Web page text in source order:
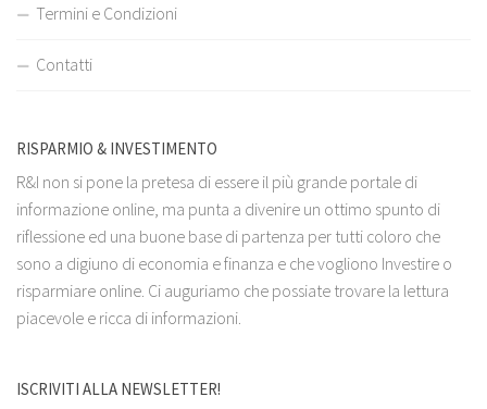
Termini e Condizioni
Contatti
RISPARMIO & INVESTIMENTO
R&I non si pone la pretesa di essere il più grande portale di
informazione online, ma punta a divenire un ottimo spunto di
riflessione ed una buone base di partenza per tutti coloro che
sono a digiuno di economia e finanza e che vogliono Investire o
risparmiare online. Ci auguriamo che possiate trovare la lettura
piacevole e ricca di informazioni.
ISCRIVITI ALLA NEWSLETTER!